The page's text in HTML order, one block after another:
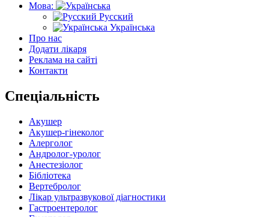
Мова:
Русский
Українська
Про нас
Додати лікаря
Реклама на сайті
Контакти
Спеціальність
Акушер
Акушер-гінеколог
Алерголог
Андролог-уролог
Анестезіолог
Бібліотека
Вертебролог
Лікар ультразвукової діагностики
Гастроентеролог